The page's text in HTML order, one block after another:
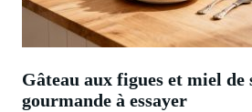
Gâteau aux figues et miel de
gourmande à essayer